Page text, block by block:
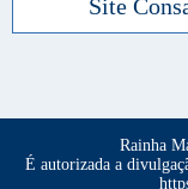
Site
Rainha
É autorizada a